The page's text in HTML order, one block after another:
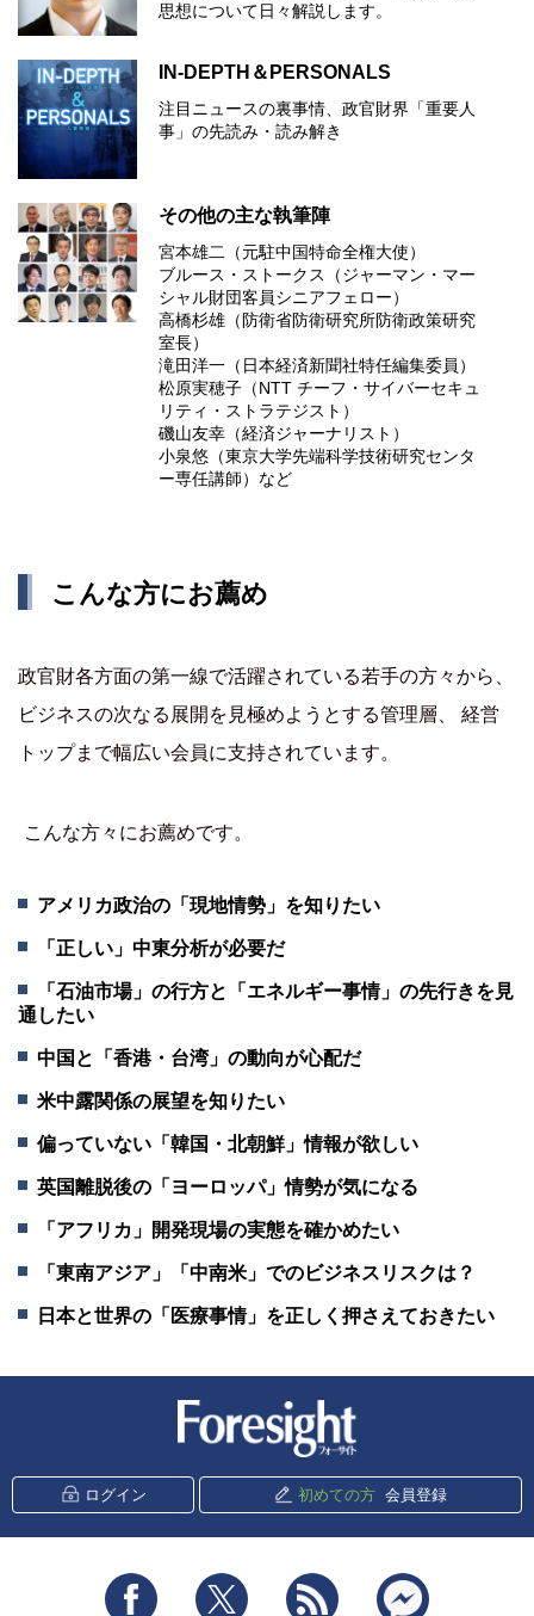
思想について⽇々解説します。
IN-DEPTH＆PERSONALS
注目ニュースの裏事情、政官財界「重要人
事」の先読み・読み解き
その他の主な執筆陣
宮本雄二（元駐中国特命全権大使）
ブルース・ストークス（ジャーマン・マー
シャル財団客員シニアフェロー）
高橋杉雄（防衛省防衛研究所防衛政策研究
室長）
滝田洋一（日本経済新聞社特任編集委員）
松原実穂子（NTT チーフ・サイバーセキュ
リティ・ストラテジスト）
磯山友幸（経済ジャーナリスト）
小泉悠（東京大学先端科学技術研究センタ
ー専任講師）など
こんな方にお薦め
政官財各方面の第一線で活躍されている若手の方々から、
ビジネスの次なる展開を見極めようとする管理層、 経営
トップまで幅広い会員に支持されています。
こんな方々にお薦めです。
アメリカ政治の「現地情勢」を知りたい
「正しい」中東分析が必要だ
「石油市場」の行方と「エネルギー事情」の先行きを見
通したい
中国と「香港・台湾」の動向が心配だ
米中露関係の展望を知りたい
偏っていない「韓国・北朝鮮」情報が欲しい
英国離脱後の「ヨーロッパ」情勢が気になる
「アフリカ」開発現場の実態を確かめたい
「東南アジア」「中南米」でのビジネスリスクは？
日本と世界の「医療事情」を正しく押さえておきたい
ログイン 初めての方 会員登録
Facebook Twitter RSS